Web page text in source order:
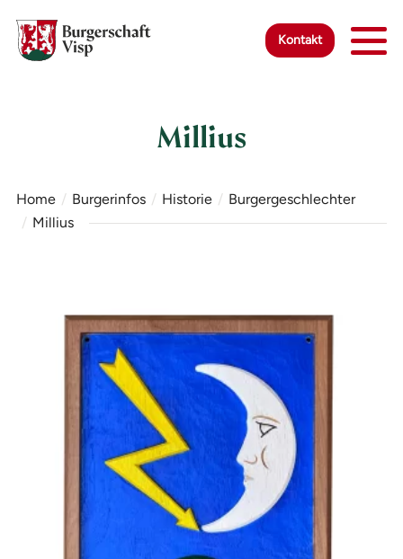
Kontakt
Home Burgerinfos Historie
Burgergeschlechter
Millius
Millius